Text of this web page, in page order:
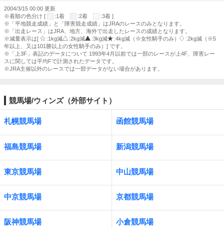
2004/3/15 00:00 更新
※着順の色分け [
:1着 :2着
:3着 ]
※「平地競走成績」と「障害競走成績」はJRAのレースのみとなります。
※「出走レース」はJRA、地方、海外で出走したレースの成績となります。
※減量表示は[
:1kg減 :2kg減 :3kg減 :4kg減（※女性騎手のみ）
:2kg減（※5
年以上、又は101勝以上の女性騎手のみ）] です。
※「上3F」表記のデータについて 1993年4月以前では一部のレースが上4F、障害レー
スに関しては平均Fで計測されたデータです。
※JRA主催以外のレースでは一部データがない場合があります。
競馬場/ウィンズ（外部サイト）
札幌競馬場 函館競馬場
福島競馬場 新潟競馬場
東京競馬場 中山競馬場
中京競馬場 京都競馬場
阪神競馬場 小倉競馬場